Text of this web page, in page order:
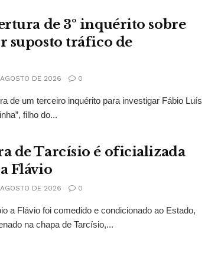
de 3º inquérito sobre
suposto tráfico de
DE 2026 0
de um terceiro inquérito para investigar Fábio Luís
filho do...
de Tarcísio é oficializada
Flávio
DE 2026 0
a Flávio foi comedido e condicionado ao Estado,
na chapa de Tarcísio,...